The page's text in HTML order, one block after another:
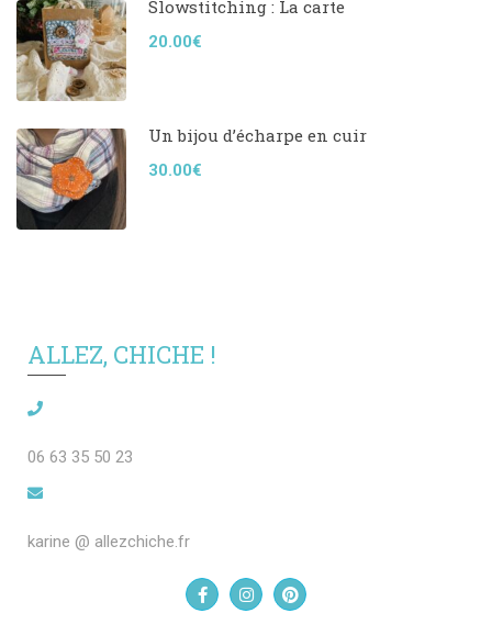
Slowstitching : La carte
20.00€
Un bijou d’écharpe en cuir
30.00€
ALLEZ, CHICHE !
06 63 35 50 23
karine @ allezchiche.fr